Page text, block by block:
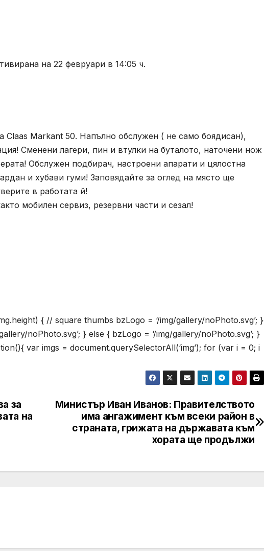
на 22 февруари в 14:05 ч.
Claas Markant 50. Напълно обслужен ( не само боядисан),
Сменени лагери, пин и втулки на буталото, наточени нож
Обслужен подбирач, настроени апарати и цялостна
и хубави гуми! Заповядайте за оглед на място ще
в работата й!
мобилен сервиз, резервни части и сезал!
{ // square thumbs bzLogo = ‘/img/gallery/noPhoto.svg’; }
noPhoto.svg’; } else { bzLogo = ‘/img/gallery/noPhoto.svg’; }
var imgs = document.querySelectorAll(‘img’); for (var i = 0; i
Министър Иван Иванов: Правителството
има ангажимент към всеки район в
страната, грижата на държавата към
хората ще продължи
за
на